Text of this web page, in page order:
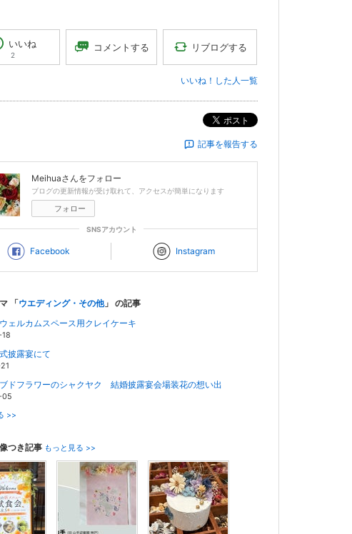
いいね
2
コメントする リブログする
いいね！した人一覧
ポスト
記事を報告する
Meihuaさんをフォロー
ブログの更新情報が受け取れて、アクセスが簡単になります
フォロー
SNSアカウント
Facebook Instagram
「ウエディング・その他」 の記事
ェルカムスペース用クレイケーキ
披露宴にて
ドフラワーのシャクヤク 結婚披露宴会場装花の想い出
>>
つき記事 もっと見る >>